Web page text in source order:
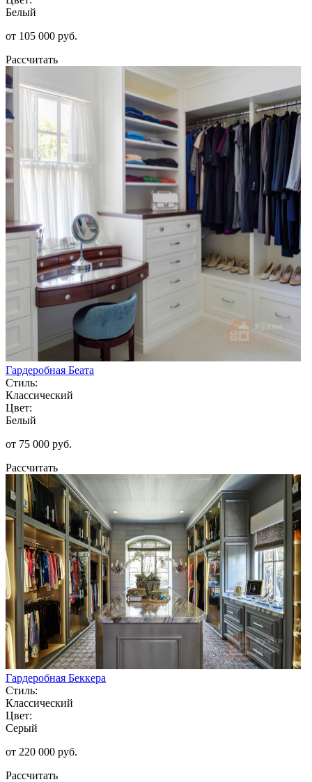
Белый
от 105 000 руб.
Рассчитать
Гардеробная Беата
Стиль:
Классический
Цвет:
Белый
от 75 000 руб.
Рассчитать
Гардеробная Беккера
Стиль:
Классический
Цвет:
Серый
от 220 000 руб.
Рассчитать